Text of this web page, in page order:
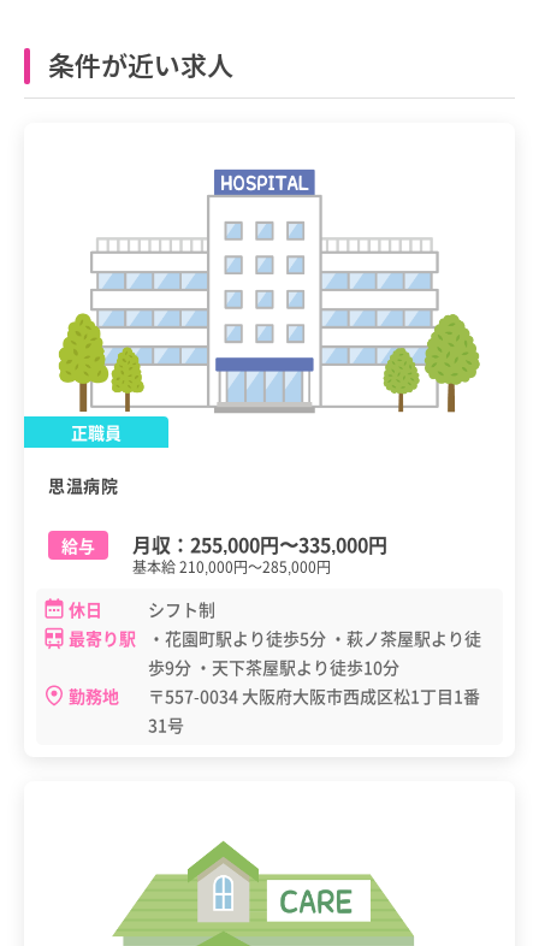
条件が近い求人
正職員
思温病院
給与 月収： 255,000円〜335,000円
基本給 210,000円～285,000円
休日
シフト制
最寄り駅
・花園町駅より徒歩5分 ・萩ノ茶屋駅より徒
歩9分 ・天下茶屋駅より徒歩10分
勤務地
〒557-0034 大阪府大阪市西成区松1丁目1番
31号